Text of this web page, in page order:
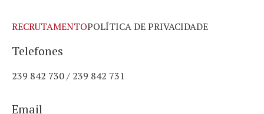
RECRUTAMENTOPOLÍTICA DE PRIVACIDADE
Telefones
239 842 730 / 239 842 731
Email